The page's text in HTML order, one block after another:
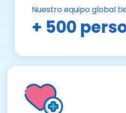
Nuestro equipo global
+ 500